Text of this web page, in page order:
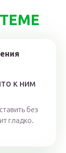
к ним
без
гладко.